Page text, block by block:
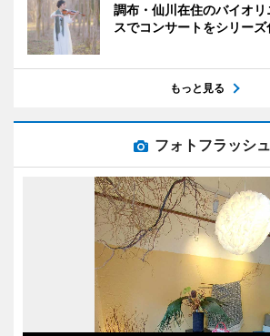
調布・仙川在住のバイオ
スでコンサートをシリーズ
もっと見る
フォトフラッシュ